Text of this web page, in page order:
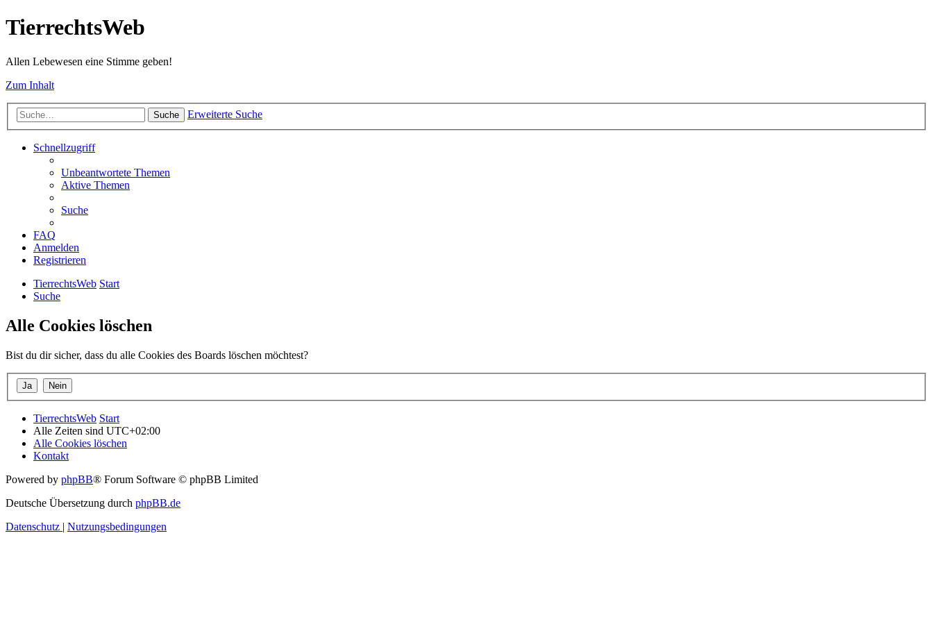
TierrechtsWeb
Allen Lebewesen eine Stimme geben!
Zum Inhalt
Suche Erweiterte Suche
Schnellzugriff
Unbeantwortete Themen
Aktive Themen
Suche
FAQ
Anmelden
Registrieren
TierrechtsWeb Start
Suche
Alle Cookies löschen
Bist du dir sicher, dass du alle Cookies des Boards löschen möchtest?
TierrechtsWeb Start
Alle Zeiten sind UTC+02:00
Alle Cookies löschen
Kontakt
Powered by phpBB® Forum Software © phpBB Limited
Deutsche Übersetzung durch phpBB.de
Datenschutz | Nutzungsbedingungen